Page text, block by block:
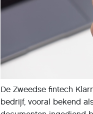
De Zweedse fintech
bedrijf, vooral bekend